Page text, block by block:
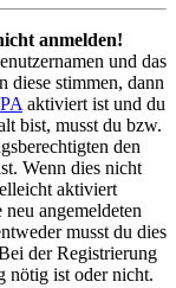
anmelden!
und das
diese stimmen, dann
aktiviert ist und du
bist, musst du bzw.
den
Wenn dies nicht
aktiviert
angemeldeten
musst du dies
der Registrierung
nötig ist oder nicht.